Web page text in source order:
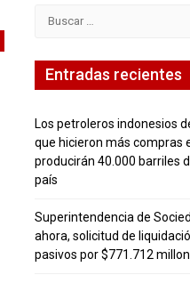
Entradas recientes
Los petroleros indonesios
que hicieron más compras
producirán 40.000 barriles
país
Superintendencia de
ahora, solicitud de
pasivos por $771.712